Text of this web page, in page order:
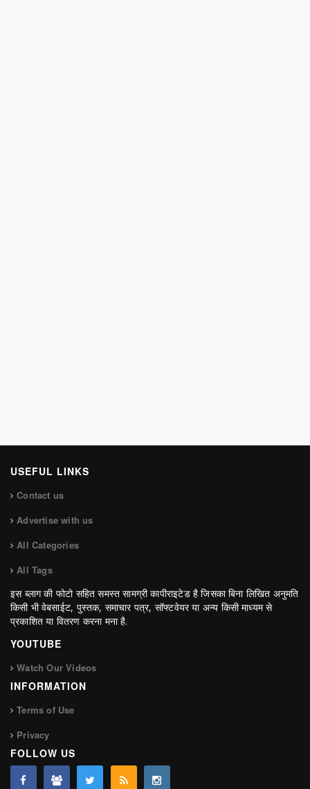
USEFUL LINKS
Contact us
Advertise with us
All Categories
All Tags
इस ब्लाग की फोटो सहित समस्त सामग्री कापीराइटेड है जिसका बिना लिखित अनुमति
किसी भी वेबसाईट, पुस्तक, समाचार पत्र, सॉफ्टवेयर या अन्य किसी माध्यम से
प्रकाशित या वितरण करना मना है.
YOUTUBE
Watch Our Videos
INFORMATION
Terms of Use
Privacy
FOLLOW US